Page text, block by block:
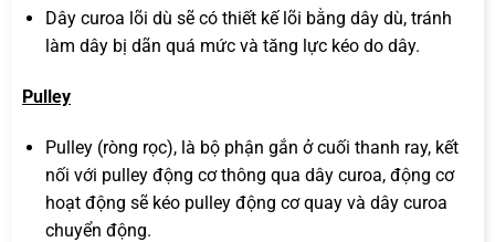
Dây curoa lõi dù sẽ có thiết kế lõi bằng dây dù, tránh
làm dây bị dãn quá mức và tăng lực kéo do dây.
Pulley
Pulley (ròng rọc), là bộ phận gắn ở cuối thanh ray, kết
nối với pulley động cơ thông qua dây curoa, động cơ
hoạt động sẽ kéo pulley động cơ quay và dây curoa
chuyển động.